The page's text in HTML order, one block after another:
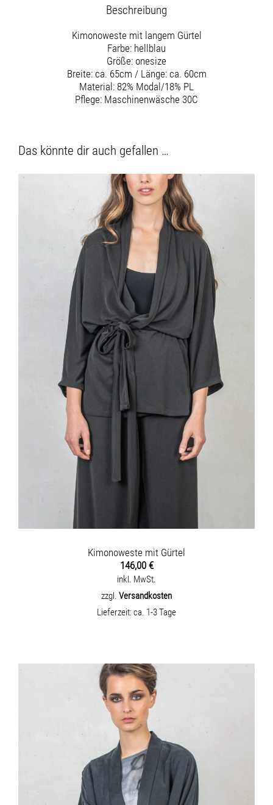
Beschreibung
Kimonoweste mit langem Gürtel
Farbe: hellblau
Größe: onesize
Breite: ca. 65cm / Länge: ca. 60cm
Material: 82% Modal/18% PL
Pflege: Maschinenwäsche 30C
Das könnte dir auch gefallen …
Kimonoweste mit Gürtel
146,00 €
inkl. MwSt.
zzgl. Versandkosten
Lieferzeit:ca. 1-3 Tage